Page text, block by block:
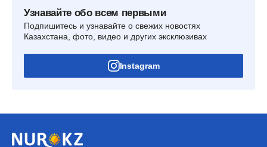
Узнавайте обо всем первыми
Подпишитесь и узнавайте о свежих новостях
Казахстана, фото, видео и других эксклюзивах
Instagram